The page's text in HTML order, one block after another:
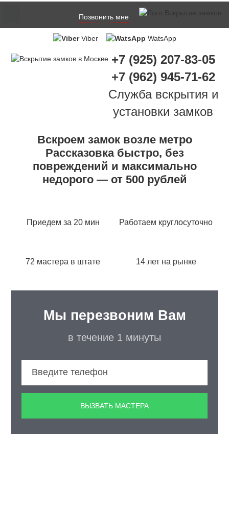
Позвонить мне
Viber WatsApp
+7 (925) 207-83-05
+7 (962) 945-71-62
Служба вскрытия и
установки замков
Вскроем замок возле метро
Рассказовка быстро, без
повреждений и максимально
недорого — от 500 рублей
Приедем за 20 мин Работаем круглосуточно
72 мастера в штате 14 лет на рынке
Мы перезвоним Вам
в течение 1 минуты